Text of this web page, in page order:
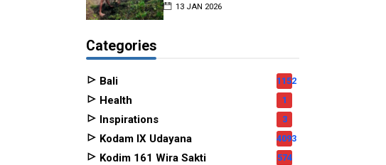
13 JAN 2026
Categories
Bali 1152
Health 1
Inspirations 3
Kodam IX Udayana 4093
Kodim 161 Wira Sakti 574